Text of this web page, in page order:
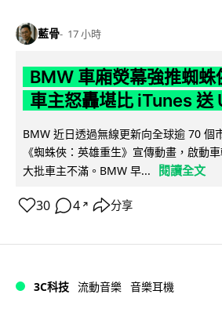
藍骨 17 小時
BMW 車廂熒幕強推蜘
車主怒轟堪比 iTunes 送
BMW 近日透過無線更新向全球逾 70 個
《蜘蛛俠：英雄重生》宣傳動畫，啟動
大批車主不滿。BMW 早...
閱讀全文
30 4 ↗ 分享
3C科技 流動音樂 音樂耳機